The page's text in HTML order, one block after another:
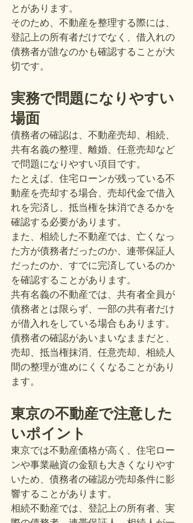
とがあります。
そのため、不動産を整理する際には、
登記上の所有者だけでなく、借入れの
債務者が誰なのかも確認することが大
切です。
実務で問題になりやすい
場面
債務者の確認は、不動産売却、相続、
共有名義の整理、離婚、任意売却など
で問題になりやすい項目です。
たとえば、住宅ローンが残っている不
動産を売却する場合、売却代金で借入
れを完済し、抵当権を抹消できるかを
確認する必要があります。
また、相続した不動産では、亡くなっ
た方が債務者だったのか、連帯保証人
だったのか、すでに完済しているのか
を確認することがあります。
共有名義の不動産では、共有者全員が
債務者とは限らず、一部の共有者だけ
が借入れをしている場合もあります。
債務者の確認があいまいなままだと、
売却、抵当権抹消、任意売却、相続人
間の整理が進めにくくなることがあり
ます。
東京の不動産で注意した
いポイント
東京では不動産価格が高く、住宅ロー
ンや事業融資の金額も大きくなりやす
いため、債務者の確認が売却条件に影
響することがあります。
相続不動産では、登記上の所有者、実